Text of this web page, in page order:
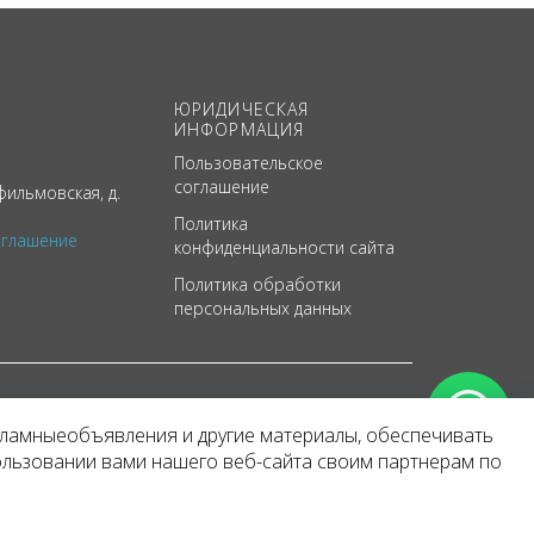
д.
ЮРИДИЧЕСКАЯ
ИНФОРМАЦИЯ
Пользовательское
соглашение
Политика
конфиденциальности сайта
Политика обработки
персональных данных
и другие материалы, обеспечивать
вами нашего веб-сайта своим партнерам по